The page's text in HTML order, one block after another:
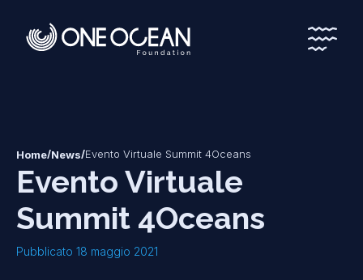
*
*
Home/News/Evento Virtuale Summit 4Oceans
Evento Virtuale
Summit 4Oceans
Pubblicato 18 maggio 2021